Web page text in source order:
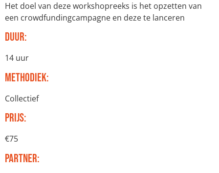
Het doel van deze workshopreeks is het opzetten van
een crowdfundingcampagne en deze te lanceren
Duur:
14 uur
Methodiek:
Collectief
Prijs:
€75
Partner: